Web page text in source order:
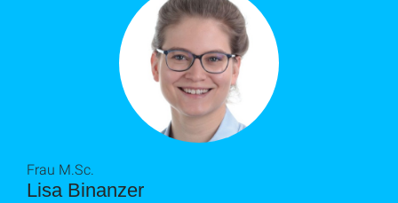
Lisa Binanzer
Frau M.Sc.